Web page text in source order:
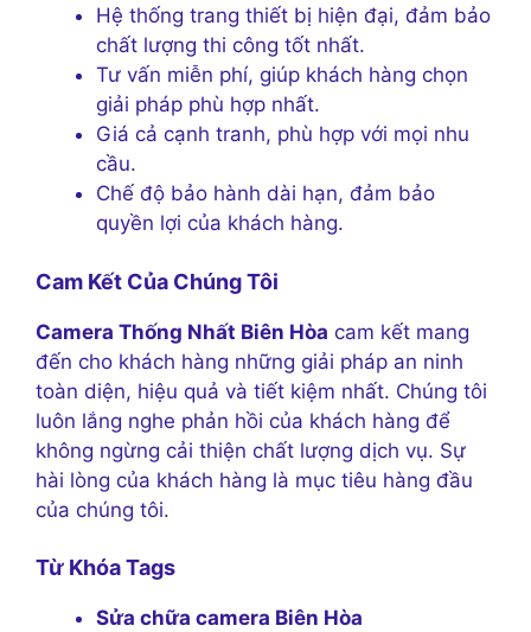
Hệ thống trang thiết bị hiện đại, đảm bảo
chất lượng thi công tốt nhất.
Tư vấn miễn phí, giúp khách hàng chọn
giải pháp phù hợp nhất.
Giá cả cạnh tranh, phù hợp với mọi nhu
cầu.
Chế độ bảo hành dài hạn, đảm bảo
quyền lợi của khách hàng.
Cam Kết Của Chúng Tôi
Camera Thống Nhất Biên Hòa cam kết mang
đến cho khách hàng những giải pháp an ninh
toàn diện, hiệu quả và tiết kiệm nhất. Chúng tôi
luôn lắng nghe phản hồi của khách hàng để
không ngừng cải thiện chất lượng dịch vụ. Sự
hài lòng của khách hàng là mục tiêu hàng đầu
của chúng tôi.
Từ Khóa Tags
Sửa chữa camera Biên Hòa